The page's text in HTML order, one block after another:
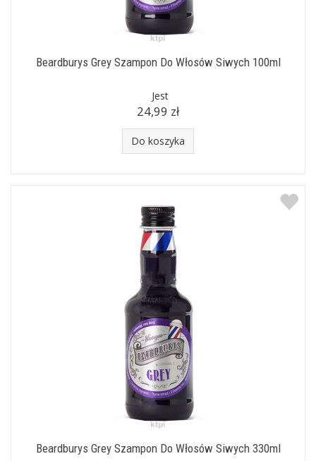
Beardburys Grey Szampon Do Włosów Siwych 100ml
Jest
24,99 zł
Do koszyka
Beardburys Grey Szampon Do Włosów Siwych 330ml